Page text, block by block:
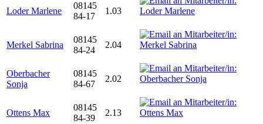
Loder Marlene
08145
84-17
1.03
Merkel Sabrina
08145
84-24
2.04
Oberbacher
Sonja
08145
84-67
2.02
Ottens Max
08145
84-39
2.13